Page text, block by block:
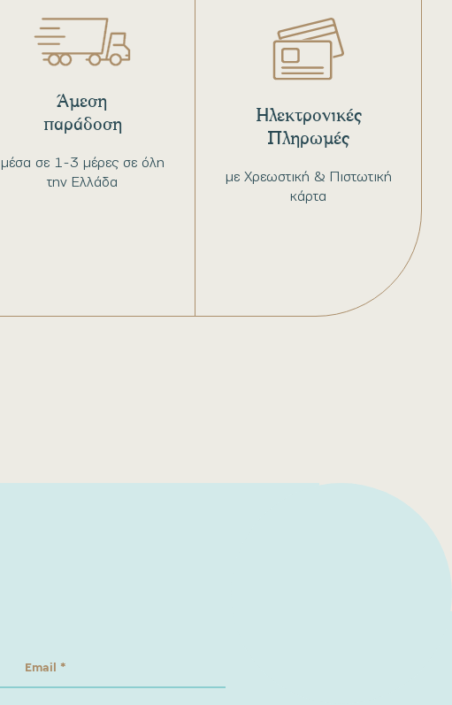
μέσα σε 1-3 μέρες σε όλη
την Ελλάδα
Άμεση
παράδοση
με Χρεωστική & Πιστωτική
κάρτα
Ηλεκτρονικές
Πληρωμές